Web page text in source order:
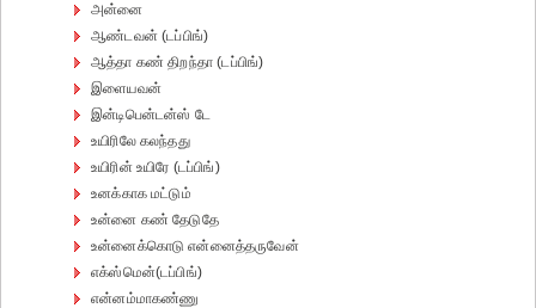
அன்னை
ஆண்டவன் (டப்பிங்)
ஆத்தா கண் திறந்தா (டப்பிங்)
இளையவன்
இன்டிபென்டன்ஸ் டே
உயிரிலே கலந்தது
உயிரின் உயிரே (டப்பிங்)
உனக்காக மட்டும்
உன்னை கண் தேடுதே
உன்னைக்கொடு என்னைத்தருவேன்
எக்ஸ்மென்(டப்பிங்)
என்னம்மாகண்ணு